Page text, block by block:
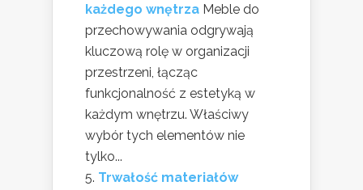
każdego wnętrza Meble do
przechowywania odgrywają
kluczową rolę w organizacji
przestrzeni, łącząc
funkcjonalność z estetyką w
każdym wnętrzu. Właściwy
wybór tych elementów nie
tylko...
Trwałość materiałów